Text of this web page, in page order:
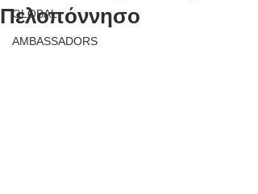
GLOBAL
AMBASSADORS
Πελοπόννησο